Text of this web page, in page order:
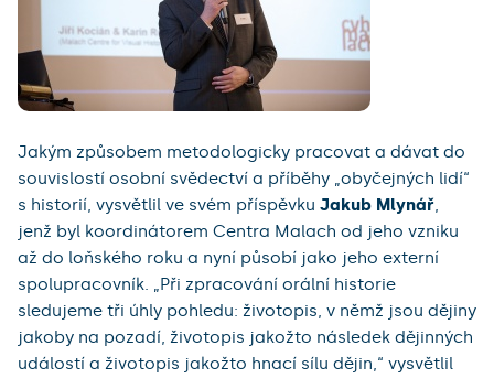
Jakým způsobem metodologicky pracovat a dávat do
souvislostí osobní svědectví a příběhy „obyčejných lidí“
s historií, vysvětlil ve svém příspěvku Jakub Mlynář
jenž byl koordinátorem Centra Malach od jeho vzniku
až do loňského roku a nyní působí jako jeho externí
spolupracovník. „Při zpracování orální historie
sledujeme tři úhly pohledu: životopis, v němž jsou dějiny
jakoby na pozadí, životopis jakožto následek dějinných
událostí a životopis jakožto hnací sílu dějin,“ vysvětlil